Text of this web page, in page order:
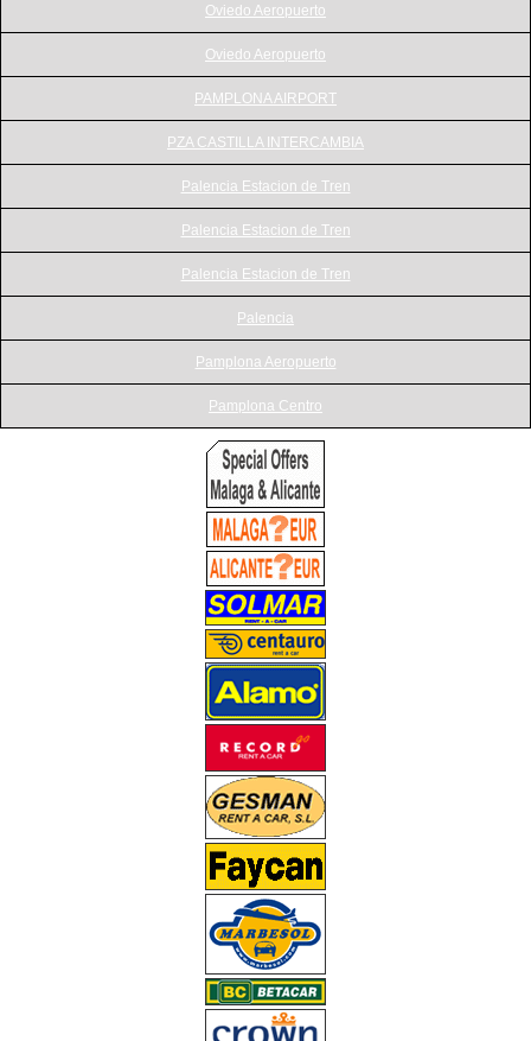
Oviedo Aeropuerto
Oviedo Aeropuerto
PAMPLONA AIRPORT
PZA CASTILLA INTERCAMBIA
Palencia Estacion de Tren
Palencia Estacion de Tren
Palencia Estacion de Tren
Palencia
Pamplona Aeropuerto
Pamplona Centro